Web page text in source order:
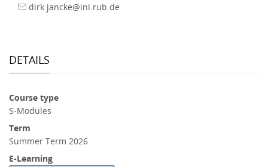
dirk.jancke@ini.rub.de
DETAILS
Course type
S-Modules
Term
Summer Term 2026
E-Learning